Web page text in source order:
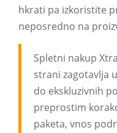
hkrati pa izkoristite
neposredno na
Spletni nakup
strani zagotavlja
do ekskluzivnih
preprostim
paketa, vnos